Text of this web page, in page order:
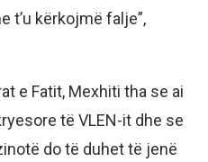
t’u kërkojmë falje”,
e Fatit, Mexhiti tha se ai
të VLEN-it dhe se
do të duhet të jenë